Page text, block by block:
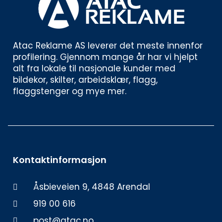
Atac Reklame AS leverer det meste innenfor
profilering. Gjennom mange år har vi hjelpt
alt fra lokale til nasjonale kunder med
bildekor, skilter, arbeidsklær, flagg,
flaggstenger og mye mer.
Kontaktinformasjon
Åsbieveien 9, 4848 Arendal
919 00 616